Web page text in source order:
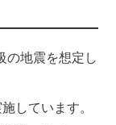
の地震を想定し
しています。